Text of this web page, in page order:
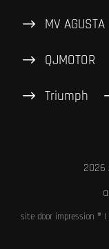
MV AGUSTA
QJMOTOR
Triumph
2026
site door impression ®